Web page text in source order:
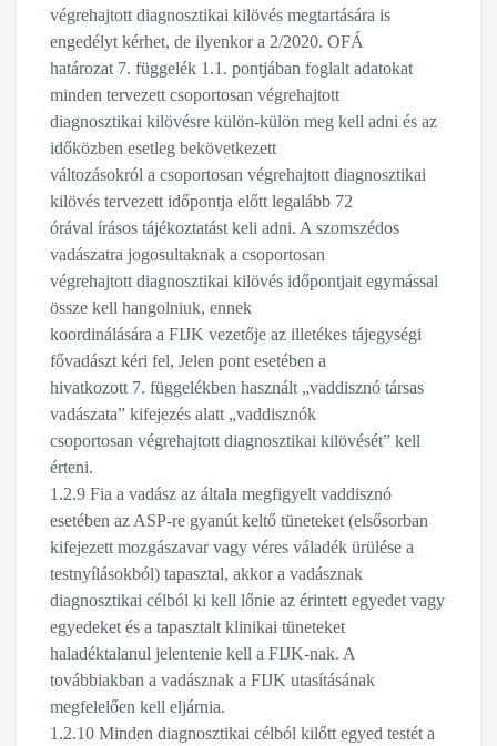
végrehajtott diagnosztikai kilövés megtartására is
engedélyt kérhet, de ilyenkor a 2/2020. OFÁ
határozat 7. függelék 1.1. pontjában foglalt adatokat
minden tervezett csoportosan végrehajtott
diagnosztikai kilövésre külön-külön meg kell adni és az
időközben esetleg bekövetkezett
változásokról a csoportosan végrehajtott diagnosztikai
kilövés tervezett időpontja előtt legalább 72
órával írásos tájékoztatást keli adni. A szomszédos
vadászatra jogosultaknak a csoportosan
végrehajtott diagnosztikai kilövés időpontjait egymással
össze kell hangolniuk, ennek
koordinálására a FIJK vezetője az illetékes tájegységi
fővadászt kéri fel, Jelen pont esetében a
hivatkozott 7. függelékben használt „vaddisznó társas
vadászata” kifejezés alatt „vaddisznók
csoportosan végrehajtott diagnosztikai kilövését” kell
érteni.
1.2.9 Fia a vadász az általa megfigyelt vaddisznó
esetében az ASP-re gyanút keltő tüneteket (elsősorban
kifejezett mozgászavar vagy véres váladék ürülése a
testnyílásokból) tapasztal, akkor a vadásznak
diagnosztikai célból ki kell lőnie az érintett egyedet vagy
egyedeket és a tapasztalt klinikai tüneteket
haladéktalanul jelentenie kell a FIJK-nak. A
továbbiakban a vadásznak a FIJK utasításának
megfelelően kell eljárnia.
1.2.10 Minden diagnosztikai célból kilőtt egyed testét a